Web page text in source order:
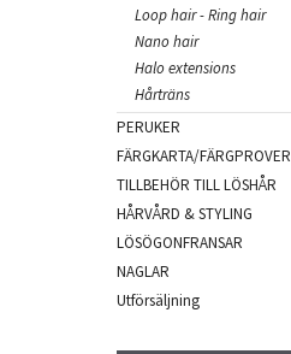
Loop hair - Ring hair
Nano hair
Halo extensions
Hårträns
PERUKER
FÄRGKARTA/FÄRGPROVER
TILLBEHÖR TILL LÖSHÅR
HÅRVÅRD & STYLING
LÖSÖGONFRANSAR
NAGLAR
Utförsäljning